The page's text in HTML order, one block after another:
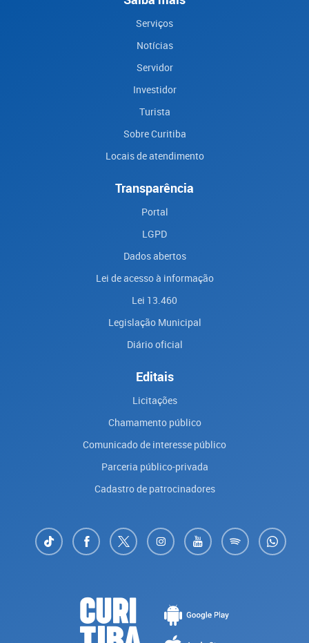
Serviços
Notícias
Servidor
Investidor
Turista
Sobre Curitiba
Locais de atendimento
Transparência
Portal
LGPD
Dados abertos
Lei de acesso à informação
Lei 13.460
Legislação Municipal
Diário oficial
Editais
Licitações
Chamamento público
Comunicado de interesse público
Parceria público-privada
Cadastro de patrocinadores